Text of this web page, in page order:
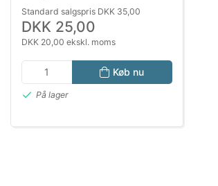
Standard salgspris DKK 35,00
DKK 25,00
DKK 20,00 ekskl. moms
Køb nu
På lager